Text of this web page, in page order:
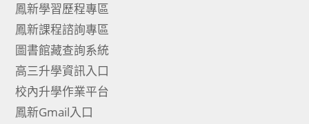
鳳新學習歷程專區
鳳新課程諮詢專區
圖書館藏查詢系統
高三升學資訊入口
校內升學作業平台
鳳新Gmail入口